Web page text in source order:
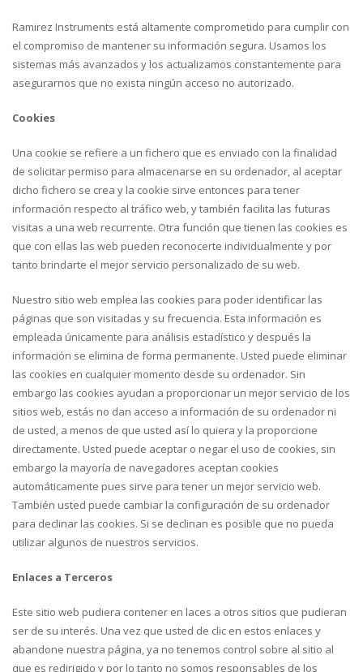
Ramirez Instruments está altamente comprometido para cumplir con
el compromiso de mantener su información segura. Usamos los
sistemas más avanzados y los actualizamos constantemente para
asegurarnos que no exista ningún acceso no autorizado.
Cookies
Una cookie se refiere a un fichero que es enviado con la finalidad
de solicitar permiso para almacenarse en su ordenador, al aceptar
dicho fichero se crea y la cookie sirve entonces para tener
información respecto al tráfico web, y también facilita las futuras
visitas a una web recurrente. Otra función que tienen las cookies es
que con ellas las web pueden reconocerte individualmente y por
tanto brindarte el mejor servicio personalizado de su web.
Nuestro sitio web emplea las cookies para poder identificar las
páginas que son visitadas y su frecuencia. Esta información es
empleada únicamente para análisis estadístico y después la
información se elimina de forma permanente. Usted puede eliminar
las cookies en cualquier momento desde su ordenador. Sin
embargo las cookies ayudan a proporcionar un mejor servicio de los
sitios web, estás no dan acceso a información de su ordenador ni
de usted, a menos de que usted así lo quiera y la proporcione
directamente. Usted puede aceptar o negar el uso de cookies, sin
embargo la mayoría de navegadores aceptan cookies
automáticamente pues sirve para tener un mejor servicio web.
También usted puede cambiar la configuración de su ordenador
para declinar las cookies. Si se declinan es posible que no pueda
utilizar algunos de nuestros servicios.
Enlaces a Terceros
Este sitio web pudiera contener en laces a otros sitios que pudieran
ser de su interés. Una vez que usted de clic en estos enlaces y
abandone nuestra página, ya no tenemos control sobre al sitio al
que es redirigido y por lo tanto no somos responsables de los